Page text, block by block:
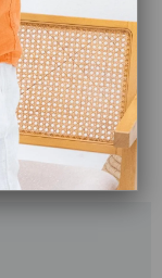
Boxer